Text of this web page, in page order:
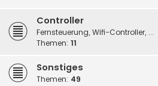
Controller
Fernsteuerung, Wifi-Controller, ...
Themen: 11
Sonstiges
Themen: 49